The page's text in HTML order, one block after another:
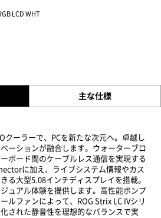
LCD WHT
主な仕様
クーラーで、PCを新たな次元へ。卓越し
ーションが融合します。ウォーターブロ
ボード間のケーブルレス通信を実現する
に加え、ライブシステム情報やカス
る大型5.08インチディスプレイを搭載。
ュアル体験を提供します。高性能ポンプ
ルファンによって、ROG Strix LC IVシリ
された静音性を理想的なバランスで実